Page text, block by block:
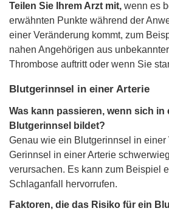
Teilen Sie Ihrem Arzt mit, wenn es
erwähnten Punkte während der
einer Veränderung kommt, zum
nahen Angehörigen aus
Thrombose auftritt oder wenn Sie
Blutgerinnsel in einer Arterie
Was kann passieren, wenn sich in
Blutgerinnsel bildet?
Genau wie ein Blutgerinnsel in einer
Gerinnsel in einer Arterie
verursachen. Es kann zum Beispiel
Schlaganfall hervorrufen.
Faktoren, die das Risiko für ein